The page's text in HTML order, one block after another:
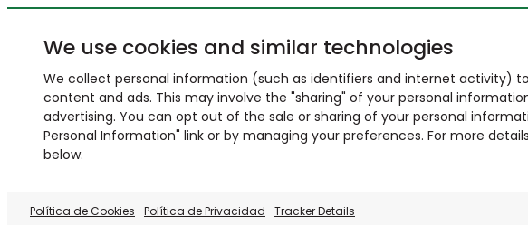
We use cookies and similar technologies
We collect personal information (such as identifiers and internet activity)
content and ads. This may involve the "sharing" of your personal
advertising. You can opt out of the sale or sharing of your personal
Personal Information" link or by managing your preferences. For more
below.
Política de Cookies Política de Privacidad Tracker Details